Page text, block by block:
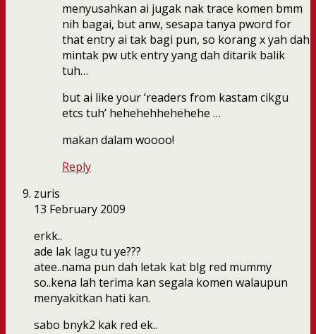
menyusahkan ai jugak nak trace komen bmm
nih bagai, but anw, sesapa tanya pword for
that entry ai tak bagi pun, so korang x yah dah
mintak pw utk entry yang dah ditarik balik
tuh…
but ai like your ‘readers from kastam cikgu
etcs tuh’ hehehehhehehehe …
makan dalam woooo!
Reply
zuris
13 February 2009
erkk..
ade lak lagu tu ye???
atee..nama pun dah letak kat blg red mummy
so..kena lah terima kan segala komen walaupun
menyakitkan hati kan.
sabo bnyk2 kak red ek..